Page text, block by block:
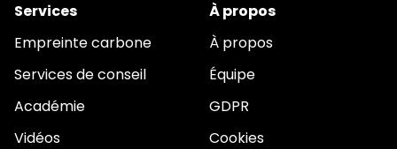
Services
Empreinte carbone
Services de conseil
Académie
Vidéos
À propos
À propos
Équipe
GDPR
Cookies